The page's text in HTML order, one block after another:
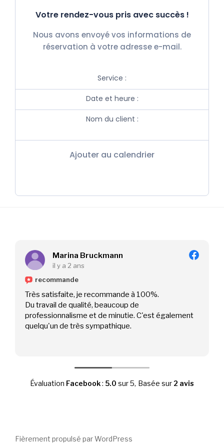
Votre rendez-vous pris avec succès !
Nous avons envoyé vos informations de
réservation à votre adresse e-mail.
Service :
Date et heure :
Nom du client :
Ajouter au calendrier
Marina Bruckmann
il y a 2 ans
recommande
Très satisfaite, je recommande à 100%.
Du travail de qualité, beaucoup de
professionnalisme et de minutie. C'est également
quelqu'un de très sympathique.
Évaluation Facebook: 5.0 sur 5, Basée sur 2 avis
Fièrement propulsé par WordPress